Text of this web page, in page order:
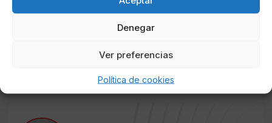
Denegar
Ver preferencias
Política de cookies
empresa de libertad para unir a la sociedad, para
volver a creer y a crear, para pasar de la frustración a